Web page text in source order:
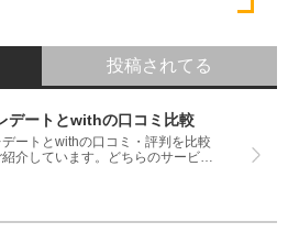
投稿されてる
デートとwithの口コミ比較
ートとwithの口コミ・評判を比較
紹介しています。どちらのサービス
い。